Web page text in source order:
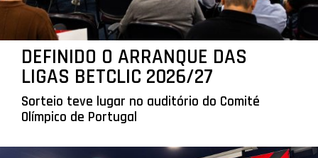
DEFINIDO O ARRANQUE DAS
LIGAS BETCLIC 2026/27
Sorteio teve lugar no auditório do Comité
Olímpico de Portugal